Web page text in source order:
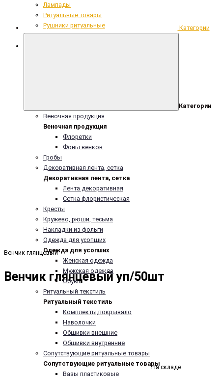
Категории
Категории
Веночная продукция
Веночная продукция
Флоретки
Фоны венков
Гробы
Декоративная лента, сетка
Декоративная лента, сетка
Лента декоративная
Сетка флористическая
Кресты
Кружево, рюши, тесьма
Накладки из фольги
Одежда для усопших
Одежда для усопших
Женская одежда
Мужская одежда
Обувь
Ритуальный текстиль
Ритуальный текстиль
Комплекты,покрывало
Наволочки
Обшивки внешние
Обшивки внутренние
Сопутствующие ритуальные товары
Сопутствующие ритуальные товары
Вазы пластиковые
Лампады
Ритуальные товары
Рушники ритуальные
Таблички
Венчик глянцевый
Венчик глянцевый уп/50шт
На складе